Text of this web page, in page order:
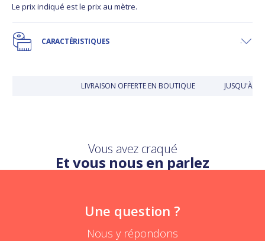
Le prix indiqué est le prix au mètre.
CARACTÉRISTIQUES
LIVRAISON OFFERTE EN BOUTIQUE JUSQU'À
Vous avez craqué
Et vous nous en parlez
Une question ?
Nous y répondons